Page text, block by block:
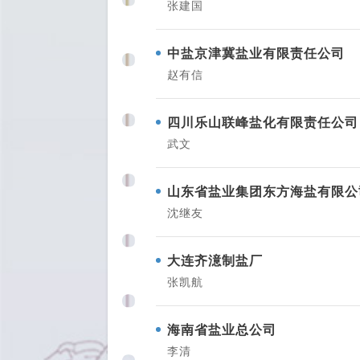
张建国
中盐京津冀盐业有限责任公司
赵有信
四川乐山联峰盐化有限责任公司
武文
山东省盐业集团东方海盐有限
沈继友
大连齐澺制盐厂
张凯航
海南省盐业总公司
李清